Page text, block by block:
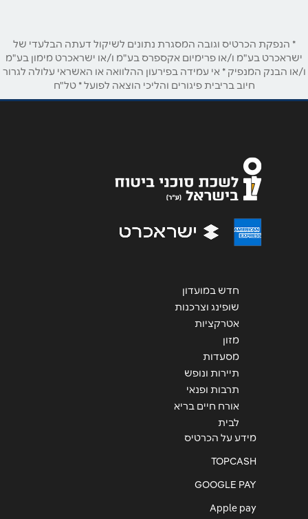
שם מלא*
טלפון*
נושא
אנא חזרו אלי בקשר ל...
הודעה*
* הנפקת הכרטיס וגובה המסגרת נתונים לשיקול דעתה הבלעדי של
ישראכרט בע"מ ו/או פרימיום אקספרס בע"מ ו/או ישראכרט מימון בע"מ
ו/או הבנק המנפיק * אי עמידה בפירעון ההלוואה או האשראי עלולה לגרור
חיוב בריבית פיגורים והליכי הוצאה לפועל * טל"ח
חדש במועדון
שופינג וצרכנות
אטרקציות
מזון
מסעדות
תיירות ונופש
תרבות ופנאי
אורח חיים בריא
לבית
מידע על הכרטיס
TOPCASH
GOOGLE PAY
Apple pay